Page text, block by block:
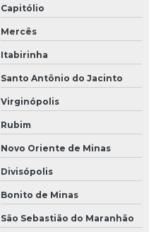
Capitólio
Mercês
Itabirinha
Santo Antônio do Jacinto
Virginópolis
Rubim
Novo Oriente de Minas
Divisópolis
Bonito de Minas
São Sebastião do Maranhão